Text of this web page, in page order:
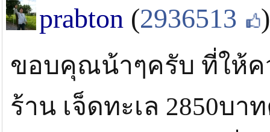
prabton (2936513 )
ขอบคุณน้าๆครับ ที่ให้ค
ร้าน เจ็ดทะเล 2850บา